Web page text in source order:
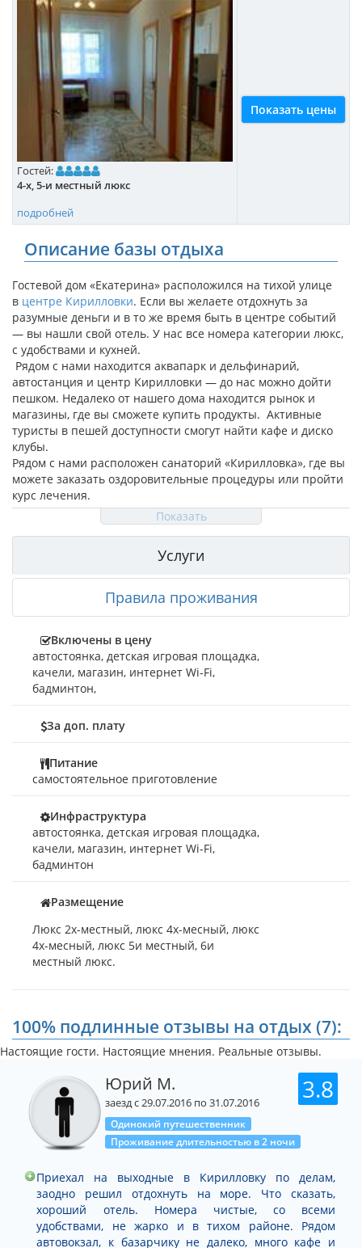
Гостей:
4-х, 5-и местный люкс
подробней
Показать цены
Описание базы отдыха
Гостевой дом «Екатерина» расположился на тихой улице
в центре Кирилловки. Если вы желаете отдохнуть за
разумные деньги и в то же время быть в центре событий
— вы нашли свой отель. У нас все номера категории люкс,
с удобствами и кухней.
Рядом с нами находится аквапарк и дельфинарий,
автостанция и центр Кирилловки — до нас можно дойти
пешком. Недалеко от нашего дома находится рынок и
магазины, где вы сможете купить продукты. Активные
туристы в пешей доступности смогут найти кафе и диско
клубы.
Рядом с нами расположен санаторий «Кирилловка», где вы
можете заказать оздоровительные процедуры или пройти
курс лечения.
При желании можно съездить на экскурсии по различным
маршрутам: Заповедник Аскания Нова и Каменная могила.
находимся в 15 минутах ходьбы до моря.
Для самых маленьких наших отдыхающих на территории
базы есть детская площадка.
Показать
Услуги
Правила проживания
Включены в цену
автостоянка, детская игровая площадка,
качели, магазин, интернет Wi-Fi,
бадминтон,
За доп. плату
Питание
самостоятельное приготовление
Инфраструктура
автостоянка, детская игровая площадка,
качели, магазин, интернет Wi-Fi,
бадминтон
Размещение
Люкс 2х-местный, люкс 4х-месный, люкс
4х-месный, люкс 5и местный, 6и
местный люкс.
100% подлинные отзывы на отдых (7):
Настоящие гости. Настоящие мнения. Реальные отзывы.
3.8
Юрий М.
заезд с 29.07.2016 по 31.07.2016
Одинокий путешественник
Проживание длительностью в 2 ночи
Приехал на выходные в Кирилловку по делам,
заодно решил отдохнуть на море. Что сказать,
хороший отель. Номера чистые, со всеми
удобствами, не жарко и в тихом районе. Рядом
автовокзал, к базарчику не далеко, много кафе и